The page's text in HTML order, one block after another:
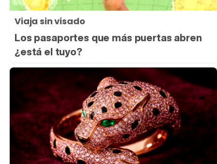
Viaja sin visado
Los pasaportes que más puertas abren
¿está el tuyo?